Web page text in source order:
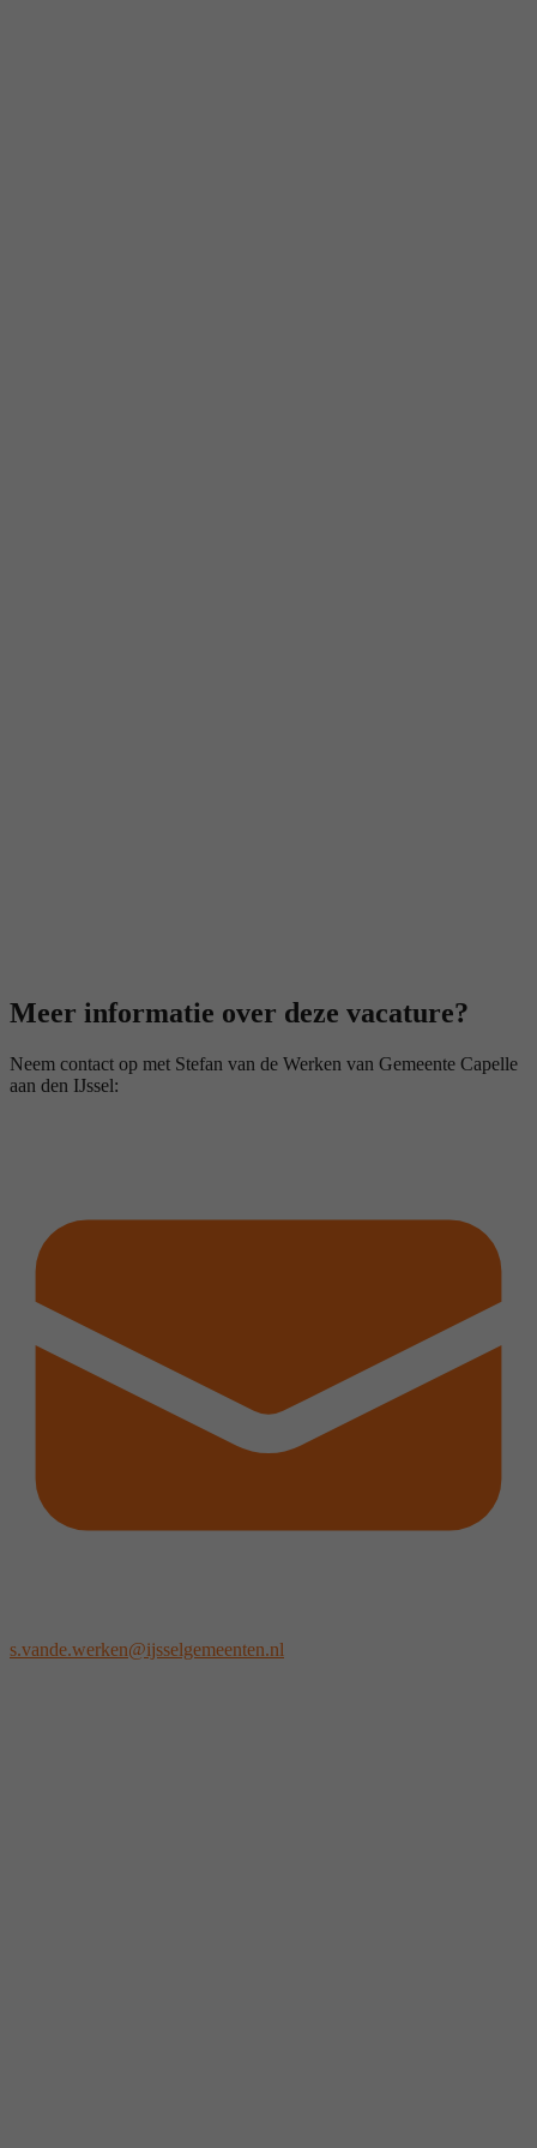
Meer informatie over deze vacature?
Neem contact op met Stefan van de Werken van Gemeente Capelle
aan den IJssel:
s.vande.werken@ijsselgemeenten.nl